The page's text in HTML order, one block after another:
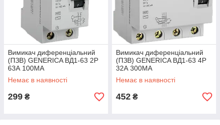
Вимикач диференціальний
(ПЗВ) GENERICA ВД1-63 2Р
63А 100МА
Немає в наявності
299 ₴
Вимикач диференціальний
(ПЗВ) GENERICA ВД1-63 4Р
32А 300МА
Немає в наявності
452 ₴